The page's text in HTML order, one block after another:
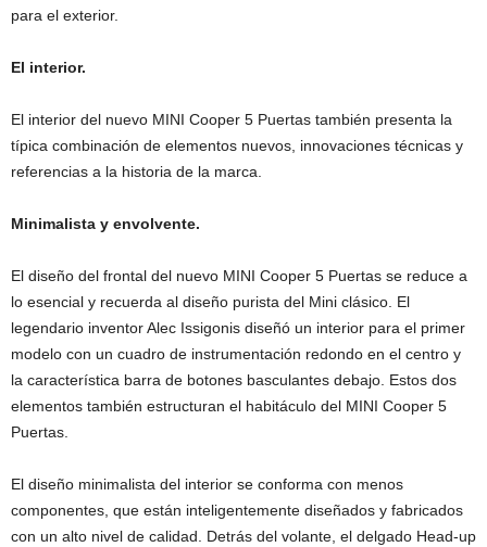
para el exterior.
El interior.
El interior del nuevo MINI Cooper 5 Puertas también presenta la
típica combinación de elementos nuevos, innovaciones técnicas y
referencias a la historia de la marca.
Minimalista y envolvente.
El diseño del frontal del nuevo MINI Cooper 5 Puertas se reduce a
lo esencial y recuerda al diseño purista del Mini clásico. El
legendario inventor Alec Issigonis diseñó un interior para el primer
modelo con un cuadro de instrumentación redondo en el centro y
la característica barra de botones basculantes debajo. Estos dos
elementos también estructuran el habitáculo del MINI Cooper 5
Puertas.
El diseño minimalista del interior se conforma con menos
componentes, que están inteligentemente diseñados y fabricados
con un alto nivel de calidad. Detrás del volante, el delgado Head-up